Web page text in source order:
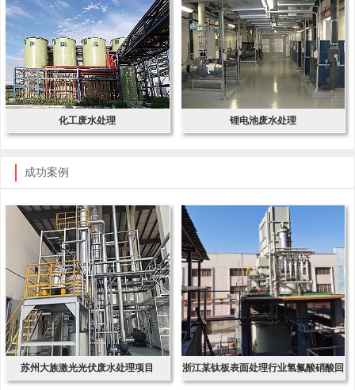
化工废水处理 锂电池废水处理
成功案例
苏州大族激光光伏废水处理项目 浙江某钛板表面处理行业氢氟酸硝酸回